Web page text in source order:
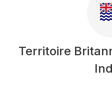
Territoire